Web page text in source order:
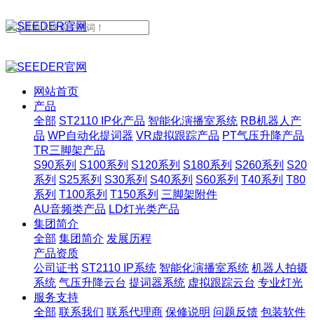
网站首页
产品
全部 ST2110 IP化产品 智能化演播室系统 RB机器人产
品 WP自动化提词器 VR虚拟跟踪产品 PT气压升降产品
TR三脚架产品
S90系列 S100系列 S120系列 S180系列 S260系列 S20
系列 S25系列 S30系列 S40系列 S60系列 T40系列 T80
系列 T100系列 T150系列 三脚架附件
AU音频类产品 LD灯光类产品
集团简介
全部 集团简介 发展历程
产品资质
公司证书 ST2110 IP系统 智能化演播室系统 机器人拍摄
系统 气压升降云台 提词器系统 虚拟跟踪云台 专业灯光
服务支持
全部 联系我们 联系代理商 保修说明 问题反馈 包装软件